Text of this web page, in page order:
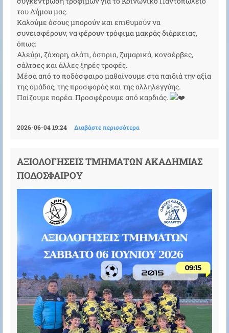
του Δήμου μας.
Καλούμε όσους μπορούν και επιθυμούν να
συνεισφέρουν, να φέρουν τρόφιμα μακράς διάρκειας,
όπως:
Αλεύρι, ζάχαρη, αλάτι, όσπρια, ζυμαρικά, κονσέρβες,
σάλτσες και άλλες ξηρές τροφές.
Μέσα από το ποδόσφαιρο μαθαίνουμε στα παιδιά την αξία
της ομάδας, της προσφοράς και της αλληλεγγύης.
Παίζουμε παρέα. Προσφέρουμε από καρδιάς.
2026-06-04 19:24 Διαβάστε περισσότερα
ΑΞΙΟΛΟΓΗΣΕΙΣ ΤΜΗΜΑΤΩΝ ΑΚΑΔΗΜΙΑΣ
ΠΟΔΟΣΦΑΙΡΟΥ